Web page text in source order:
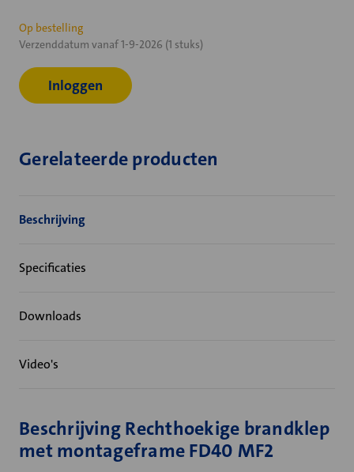
Huidige
voorraad:
Op bestelling
Verzenddatum vanaf 1-9-2026 (1 stuks)
Inloggen
Gerelateerde producten
Beschrijving
Specificaties
Downloads
Video's
Beschrijving Rechthoekige brandklep
met montageframe FD40 MF2